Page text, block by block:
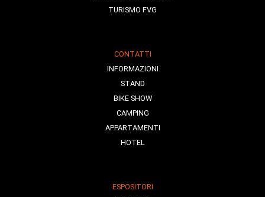
TURISMO FVG
CONTATTI
INFORMAZIONI
STAND
BIKE SHOW
CAMPING
APPARTAMENTI
HOTEL
ESPOSITORI